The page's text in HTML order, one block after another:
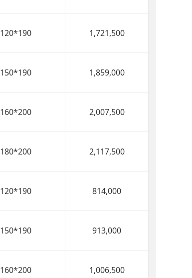
120*190 1,721,500
150*190 1,859,000
160*200 2,007,500
180*200 2,117,500
120*190 814,000
150*190 913,000
160*200 1,006,500